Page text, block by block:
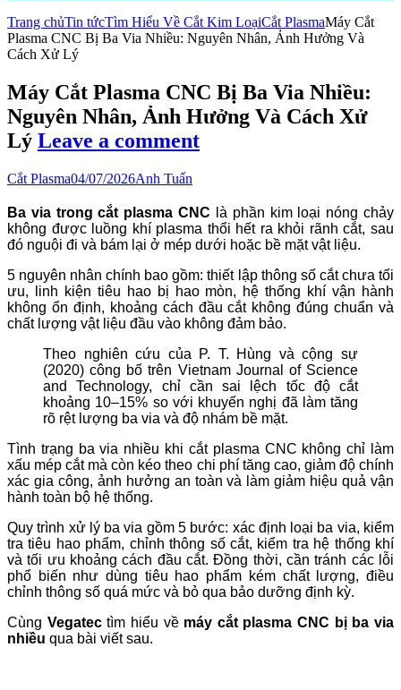
Trang chủTin tứcTìm Hiểu Về Cắt Kim LoạiCắt PlasmaMáy Cắt
Plasma CNC Bị Ba Via Nhiều: Nguyên Nhân, Ảnh Hưởng Và
Cách Xử Lý
Máy Cắt Plasma CNC Bị Ba Via Nhiều:
Nguyên Nhân, Ảnh Hưởng Và Cách Xử
Lý Leave a comment
Cắt Plasma04/07/2026Anh Tuấn
Ba via trong cắt plasma CNC là phần kim loại nóng chảy
không được luồng khí plasma thổi hết ra khỏi rãnh cắt, sau
đó nguội đi và bám lại ở mép dưới hoặc bề mặt vật liệu.
5 nguyên nhân chính bao gồm: thiết lập thông số cắt chưa tối
ưu, linh kiện tiêu hao bị hao mòn, hệ thống khí vận hành
không ổn định, khoảng cách đầu cắt không đúng chuẩn và
chất lượng vật liệu đầu vào không đảm bảo.
Theo nghiên cứu của P. T. Hùng và cộng sự
(2020) công bố trên Vietnam Journal of Science
and Technology, chỉ cần sai lệch tốc độ cắt
khoảng 10–15% so với khuyến nghị đã làm tăng
rõ rệt lượng ba via và độ nhám bề mặt.
Tình trạng ba via nhiều khi cắt plasma CNC không chỉ làm
xấu mép cắt mà còn kéo theo chi phí tăng cao, giảm độ chính
xác gia công, ảnh hưởng an toàn và làm giảm hiệu quả vận
hành toàn bộ hệ thống.
Quy trình xử lý ba via gồm 5 bước: xác định loại ba via, kiểm
tra tiêu hao phẩm, chỉnh thông số cắt, kiểm tra hệ thống khí
và tối ưu khoảng cách đầu cắt. Đồng thời, cần tránh các lỗi
phổ biến như dùng tiêu hao phẩm kém chất lượng, điều
chỉnh thông số quá mức và bỏ qua bảo dưỡng định kỳ.
Cùng Vegatectìm hiểu về máy cắt plasma CNC bị ba via
nhiều qua bài viết sau.